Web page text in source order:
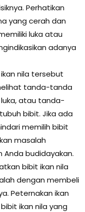
Perhatikan
yang cerah dan
luka atau
adanya
nila tersebut
tanda-tanda
atau tanda-
bibit. Jika ada
memilih bibit
masalah
Anda budidayakan.
bibit ikan nila
dengan membeli
Peternakan ikan
ikan nila yang